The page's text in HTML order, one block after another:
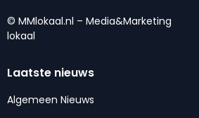
© MMlokaal.nl – Media&Marketing
lokaal
Laatste nieuws
Algemeen Nieuws